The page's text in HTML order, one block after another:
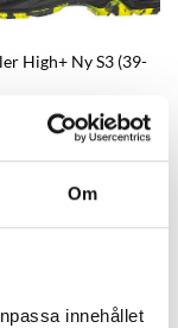
Om
innehållet
High+ Ny S3 (39-
exkl. moms